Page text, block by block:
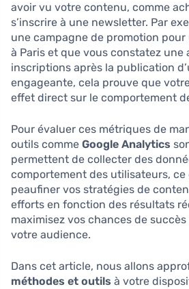
avoir vu votre contenu, comme
s’inscrire à une newsletter. Par
une campagne de promotion
à Paris et que vous constatez
inscriptions après la publication
engageante, cela prouve que
effet direct sur le comportement
Pour évaluer ces métriques de
outils comme Google Analytics
permettent de collecter des
comportement des utilisateurs, ce
peaufiner vos stratégies de
efforts en fonction des résultats
maximisez vos chances de
votre audience.
Dans cet article, nous allons
méthodes et outils à votre